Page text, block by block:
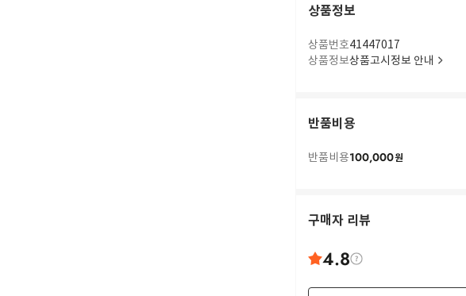
상품정보
상품번호41447017
상품정보상품고시정보 안내
반품비용
반품비용100,000원
구매자 리뷰
4.8